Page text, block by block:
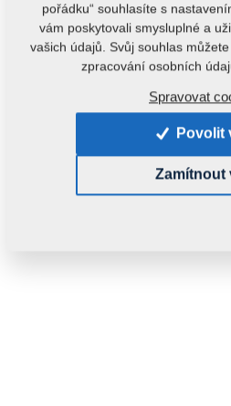
Původní katalogové číslo:
Tento díl je použitelný i pro
pořádku“ souhlasíte s
vám poskytovali smysluplné a
vašich údajů. Svůj souhlas
zpracování osobních
Spravovat
Povolit
Zamítnout